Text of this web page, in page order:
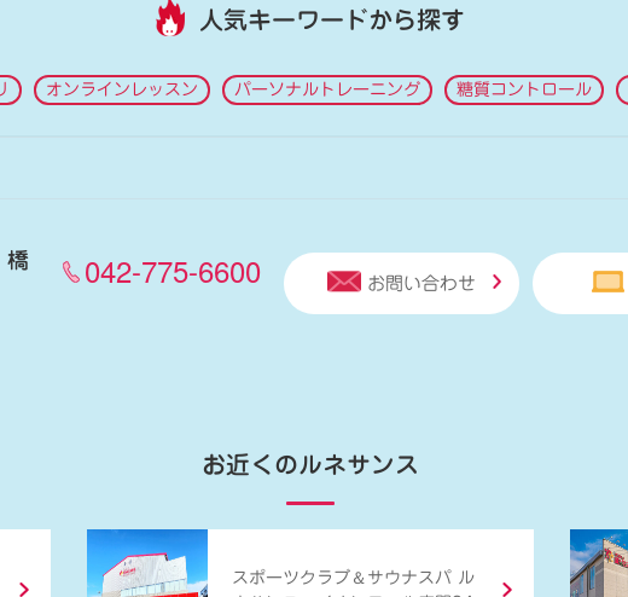
人気キーワードから探す
オンラインレッスン パーソナルトレーニング 糖質コントロール
橋 042-775-6600 お問い合わせ
お近くのルネサンス
スポーツクラブ ＆ サウナスパ ル